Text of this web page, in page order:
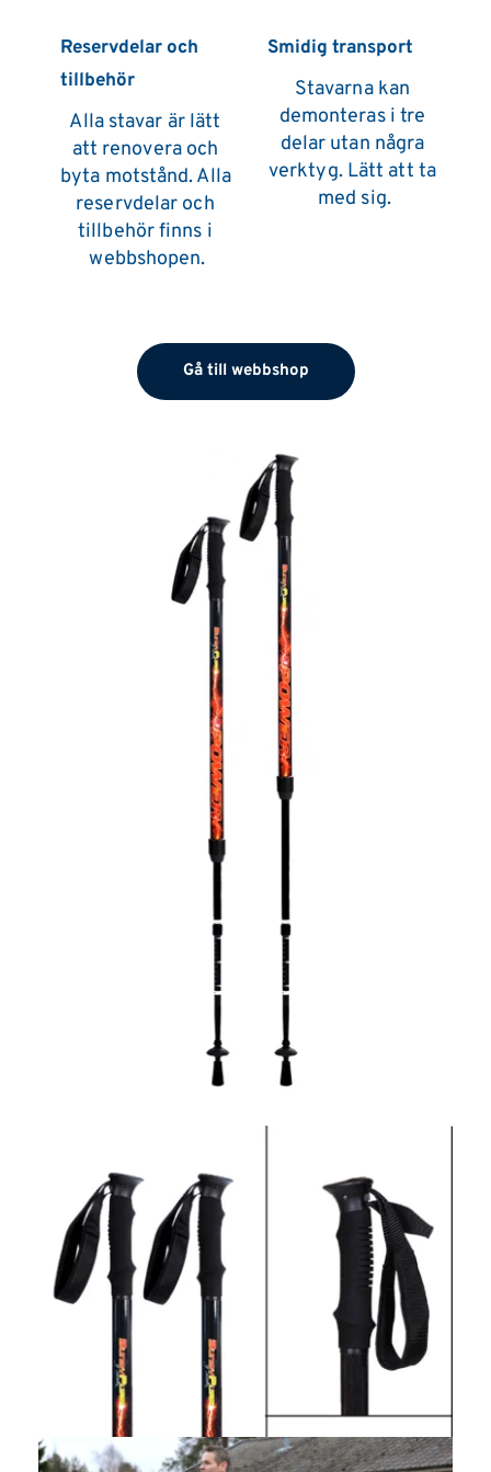
Reservdelar och
tillbehör
Alla stavar är lätt
att renovera och
byta motstånd. Alla
reservdelar och
tillbehör finns i
webbshopen.
Smidig transport
Stavarna kan
demonteras i tre
delar utan några
verktyg. Lätt att ta
med sig.
Gå till webbshop